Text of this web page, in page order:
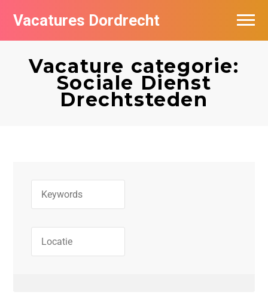
Vacatures Dordrecht
Vacature categorie:
Sociale Dienst
Drechtsteden
Vacatures per bedrijf
De populairste vacatures in Dordrecht
Nieuwsbrief feed